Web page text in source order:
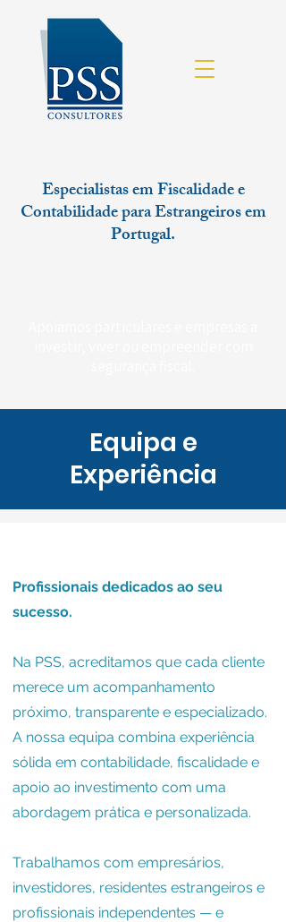
Especialistas em Fiscalidade e
Contabilidade para Estrangeiros em
Portugal.
Equipa e
Experiência
Profissionais dedicados ao seu
sucesso.
Na PSS, acreditamos que cada cliente
merece um acompanhamento
próximo, transparente e especializado.
A nossa equipa combina experiência
sólida em contabilidade, fiscalidade e
apoio ao investimento com uma
abordagem prática e personalizada.
Trabalhamos com empresários,
investidores, residentes estrangeiros e
profissionais independentes — e